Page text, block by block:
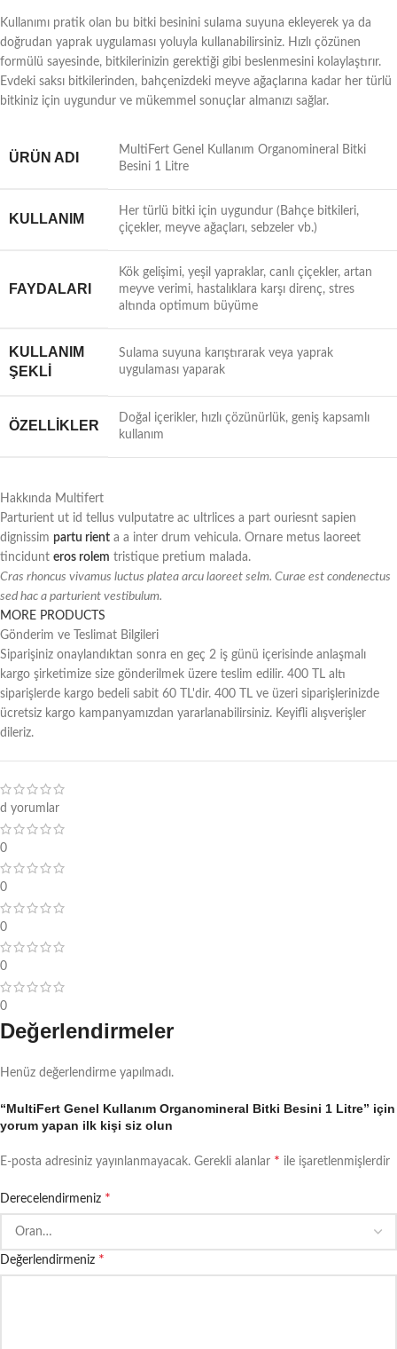
Kullanımı pratik olan bu bitki besinini sulama suyuna ekleyerek ya da
doğrudan yaprak uygulaması yoluyla kullanabilirsiniz. Hızlı çözünen
formülü sayesinde, bitkilerinizin gerektiği gibi beslenmesini kolaylaştırır.
Evdeki saksı bitkilerinden, bahçenizdeki meyve ağaçlarına kadar her türlü
bitkiniz için uygundur ve mükemmel sonuçlar almanızı sağlar.
ÜRÜN ADI
MultiFert Genel Kullanım Organomineral Bitki
Besini 1 Litre
KULLANIM
Her türlü bitki için uygundur (Bahçe bitkileri,
çiçekler, meyve ağaçları, sebzeler vb.)
FAYDALARI
Kök gelişimi, yeşil yapraklar, canlı çiçekler, artan
meyve verimi, hastalıklara karşı direnç, stres
altında optimum büyüme
KULLANIM
ŞEKLI
Sulama suyuna karıştırarak veya yaprak
uygulaması yaparak
ÖZELLIKLER
Doğal içerikler, hızlı çözünürlük, geniş kapsamlı
kullanım
Hakkında Multifert
Parturient ut id tellus vulputatre ac ultrlices a part ouriesnt sapien
dignissim partu rient a a inter drum vehicula. Ornare metus laoreet
tincidunt eros rolem tristique pretium malada.
Cras rhoncus vivamus luctus platea arcu laoreet selm. Curae est condenectus
sed hac a parturient vestibulum.
MORE PRODUCTS
Gönderim ve Teslimat Bilgileri
Siparişiniz onaylandıktan sonra en geç 2 iş günü içerisinde anlaşmalı
kargo şirketimize size gönderilmek üzere teslim edilir. 400 TL altı
siparişlerde kargo bedeli sabit 60 TL'dir. 400 TL ve üzeri siparişlerinizde
ücretsiz kargo kampanyamızdan yararlanabilirsiniz. Keyifli alışverişler
dileriz.
d yorumlar
0
0
0
0
0
Değerlendirmeler
Henüz değerlendirme yapılmadı.
“MultiFert Genel Kullanım Organomineral Bitki Besini 1 Litre” için
yorum yapan ilk kişi siz olun
E-posta adresiniz yayınlanmayacak. Gerekli alanlar * ile işaretlenmişlerdir
Derecelendirmeniz *
Değerlendirmeniz *